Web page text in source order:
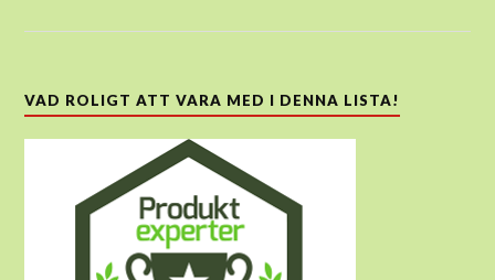
VAD ROLIGT ATT VARA MED I DENNA LISTA!